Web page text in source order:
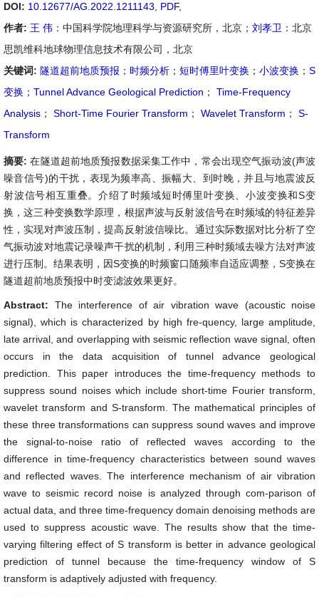
DOI: 10.12677/AG.2022.1211143 PDF,
作者: 王 伟 ：中国科学院地理科学与资源研究所，北京； 刘孝卫 ：北京
思凯维科地球物理信息技术有限公司，北京
关键词: 隧道超前地质预报 ； 时频分析 ； 短时傅里叶变换 ； 小波变换 ； S
变换 ； Tunnel Advance Geological Prediction ；
Time-Frequency
Analysis ； Short-Time Fourier Transform ； Wavelet Transform ；
S-
Transform
摘要:在隧道超前地质预报数据采集工作中，常会出现空气振动波(声波
噪音信号)的干扰，表现为频率高、振幅大、到时晚，并且与地震波反
射波信号相互重叠。介绍了时频域短时傅里叶变换、小波变换和S变
换，这三种变换数学原理，根据声波与反射波信号在时频域的特征差异
性，实现对声波压制，提高反射波信噪比。通过实际数据对比分析了空
气振动波对地震记录噪声干扰的机制，利用三种时频域去噪方法对声波
进行压制。结果表明，因S变换的时频窗口随频率自适应调整，S变换在
隧道超前地质预报中时变滤波效果更好。
Abstract: The interference of air vibration wave (acoustic noise
signal), which is characterized by high fre-quency, large amplitude,
late arrival, and overlapping with seismic reflection wave signal, often
occurs in the data acquisition of tunnel advance geological
prediction. This paper introduces the time-frequency methods to
suppress sound noises which include short-time Fourier transform,
wavelet transform and S-transform. The mathematical principles of
these three transformations can suppress sound waves and improve
the signal-to-noise ratio of reflected waves according to the
difference in time-frequency characteristics between sound waves
and reflected waves. The interference mechanism of air vibration
wave to seismic record noise is analyzed through com-parison of
actual data, and three time-frequency domain denoising methods are
used to suppress acoustic wave. The results show that the time-
varying filtering effect of S transform is better in advance geological
prediction of tunnel because the time-frequency window of S
transform is adaptively adjusted with frequency.